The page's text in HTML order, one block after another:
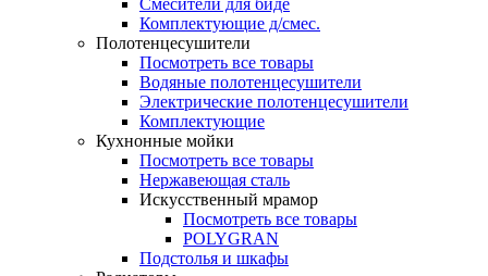
Смесители для биде
Комплектующие д/смес.
Полотенцесушители
Посмотреть все товары
Водяные полотенцесушители
Электрические полотенцесушители
Комплектующие
Кухнонные мойки
Посмотреть все товары
Нержавеющая сталь
Искусственный мрамор
Посмотреть все товары
POLYGRAN
Подстолья и шкафы